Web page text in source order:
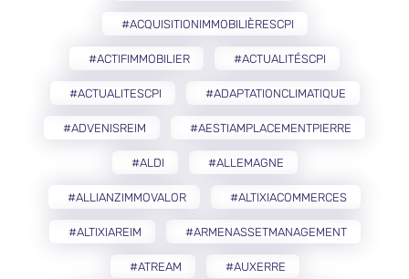
#ACQUISITIONIMMOBILIÈRESCPI
#ACTIFIMMOBILIER #ACTUALITÉSCPI
#ACTUALITESCPI #ADAPTATIONCLIMATIQUE
#ADVENISREIM #AESTIAMPLACEMENTPIERRE
#ALDI #ALLEMAGNE
#ALLIANZIMMOVALOR #ALTIXIACOMMERCES
#ALTIXIAREIM #ARMENASSETMANAGEMENT
#ATREAM #AUXERRE